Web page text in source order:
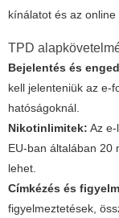
kínálatot és az
TPD
Bejelentés és
kell jelenteniük az e-
hatóságoknál.
Nikotinlimitek: Az
EU-ban általában 20
lehet.
Címkézés és
figyelmeztetések,